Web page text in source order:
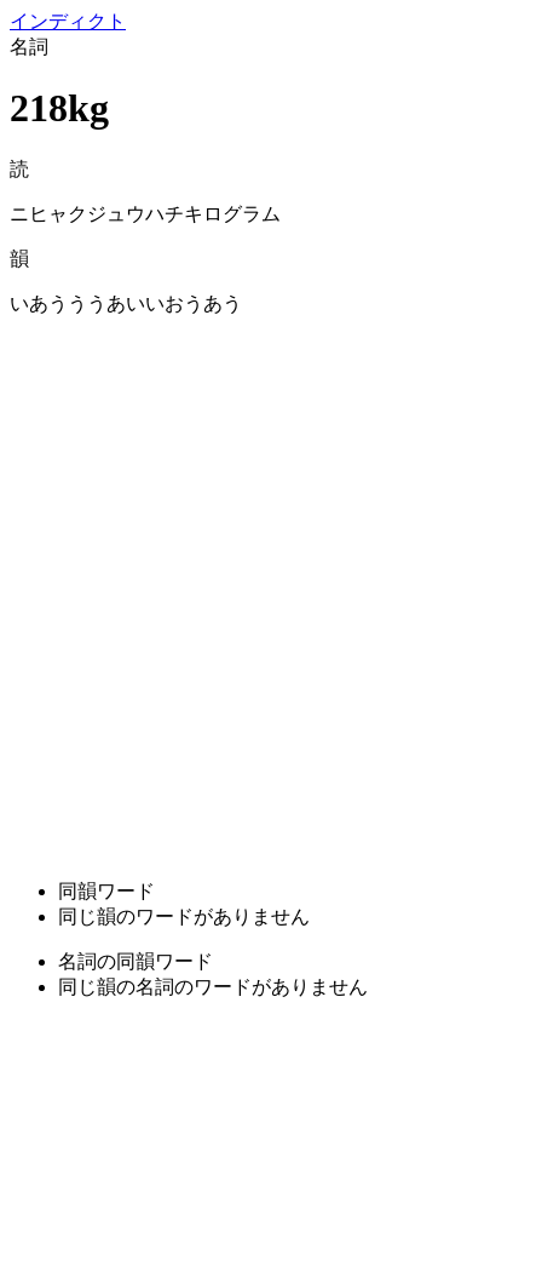
インディクト
名詞
218kg
読
ニヒャクジュウハチキログラム
韻
いあうううあいいおうあう
同韻ワード
同じ韻のワードがありません
名詞の同韻ワード
同じ韻の名詞のワードがありません